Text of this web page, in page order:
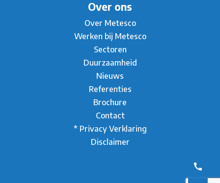
Over ons
Over Metesco
Werken bij Metesco
Sectoren
Duurzaamheid
Nieuws
Referenties
Brochure
Contact
* Privacy Verklaring
Disclaimer